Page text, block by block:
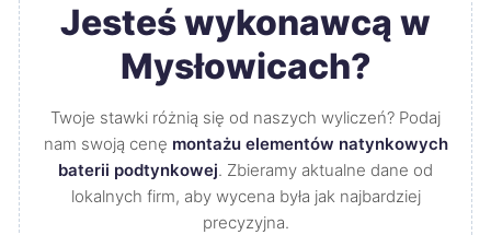
Jesteś wykonawcą w
Mysłowicach?
Twoje stawki różnią się od naszych wyliczeń? Podaj
nam swoją cenę montażu elementów natynkowych
baterii podtynkowej. Zbieramy aktualne dane od
lokalnych firm, aby wycena była jak najbardziej
precyzyjna.